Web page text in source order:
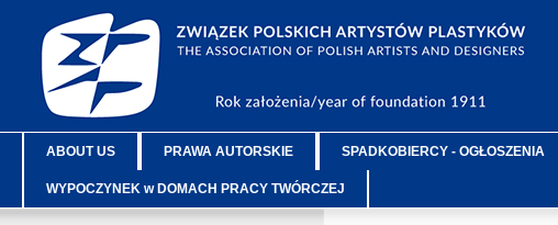
ABOUT US PRAWA AUTORSKIE SPADKOBIERCY - OGŁOSZENIA
WYPOCZYNEK w DOMACH PRACY TWÓRCZEJ